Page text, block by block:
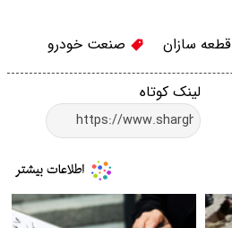
قطعه سازان صنعت خودرو
لینک کوتاه